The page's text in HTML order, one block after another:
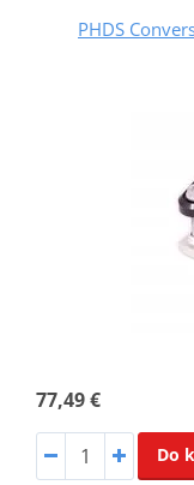
PHDS
77,49 €
Do